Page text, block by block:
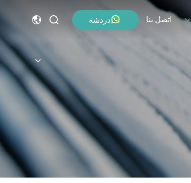
اتصل بنا دردشة